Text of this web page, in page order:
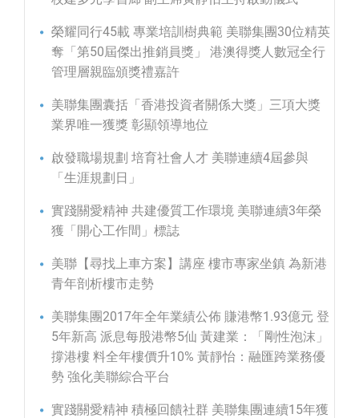
榮耀同行45載 專業培訓樹典範 美聯集團30位精英
奪「第50屆傑出推銷員獎」 港澳得獎人數冠全行
管理層親臨頒獎禮嘉許
美聯集團囊括「香港投資者關係大獎」三項大獎
業界唯一獲獎 彰顯領導地位
啟發職場規劃 培育社會人才 美聯連續4屆參與
「生涯規劃日」
實踐關愛精神 共建優質工作環境 美聯連續3年榮
獲「開心工作間」標誌
美聯【尋找上車方案】講座 樓市專家坐鎮 為新港
青年剖析樓市走勢
美聯集團2017年全年業績公佈 賺港幣1.93億元 登
5年新高 派息每股港幣5仙 黃建業：「剛性泡沫」
撐港樓 料全年樓價升10% 黃靜怡：融匯跨業務優
勢 強化美聯綜合平台
實踐關愛精神 積極回饋社群 美聯集團連續15年獲